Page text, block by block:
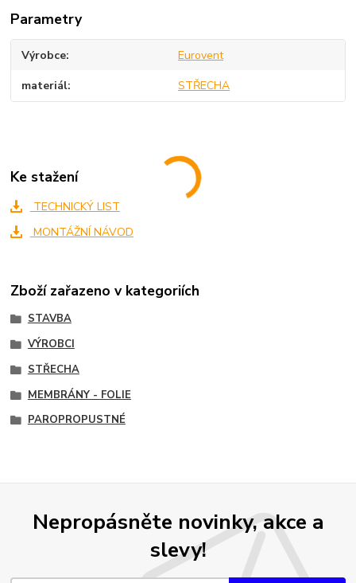
Parametry
Výrobce Eurovent
materiál STŘECHA
Ke stažení
TECHNICKÝ LIST
MONTÁŽNÍ NÁVOD
Zboží zařazeno v kategoriích
STAVBA
VÝROBCI
STŘECHA
MEMBRÁNY - FOLIE
PAROPROPUSTNÉ
Nepropásněte novinky, akce a
slevy!